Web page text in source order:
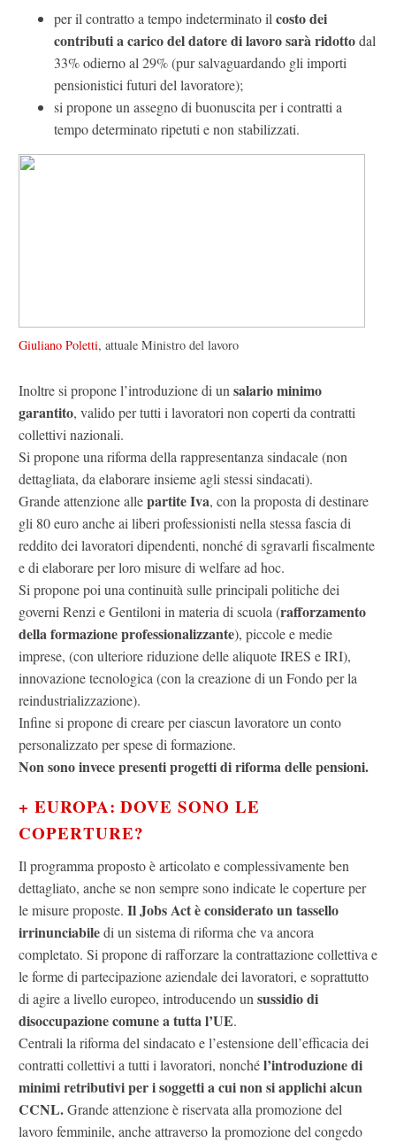
per il contratto a tempo indeterminato il costo dei
contributi a carico del datore di lavoro sarà ridottodal
33% odierno al 29% (pur salvaguardando gli importi
pensionistici futuri del lavoratore);
si propone un assegno di buonuscita per i contratti a
tempo determinato ripetuti e non stabilizzati.
Giuliano Poletti, attuale Ministro del lavoro
Inoltre si propone l’introduzione di un salario minimo
garantito, valido per tutti i lavoratori non coperti da contratti
collettivi nazionali.
Si propone una riforma della rappresentanza sindacale (non
dettagliata, da elaborare insieme agli stessi sindacati).
Grande attenzione allepartite Iva, con la proposta di destinare
gli 80 euro anche ai liberi professionisti nella stessa fascia di
reddito dei lavoratori dipendenti, nonché di sgravarli fiscalmente
e di elaborare per loro misure di welfare ad hoc.
Si propone poi una continuità sulle principali politiche dei
governi Renzi e Gentiloni in materia di scuola (rafforzamento
della formazione professionalizzante), piccole e medie
imprese, (con ulteriore riduzione delle aliquote IRES e IRI),
innovazione tecnologica (con la creazione di un Fondo per la
reindustrializzazione).
Infine si propone di creare per ciascun lavoratore un conto
personalizzato per spese di formazione.
Non sono invece presenti progetti di riforma delle pensioni.
+ EUROPA: DOVE SONO LE
COPERTURE?
Il programma proposto è articolato e complessivamente ben
dettagliato, anche se non sempre sono indicate le coperture per
le misure proposte. Il Jobs Act è considerato un tassello
irrinunciabiledi un sistema di riforma che va ancora
completato. Si propone di rafforzare la contrattazione collettiva e
le forme di partecipazione aziendale dei lavoratori, e soprattutto
di agire a livello europeo, introducendo unsussidio di
disoccupazione comune a tutta l’UE.
Centrali la riforma del sindacato e l’estensione dell’efficacia dei
contratti collettivi a tutti i lavoratori, nonchél’introduzione di
minimi retributivi per i soggetti a cui non si applichi alcun
CCNL.Grande attenzione è riservata alla promozione del
lavoro femminile, anche attraverso la promozione del congedo